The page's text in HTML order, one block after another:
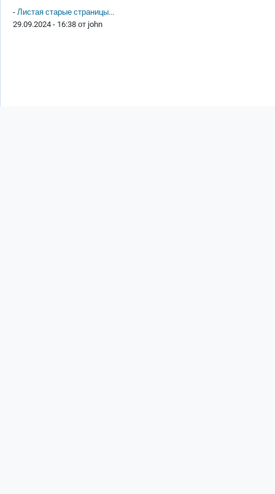
- Листая старые страницы...
29.09.2024 - 16:38 от john